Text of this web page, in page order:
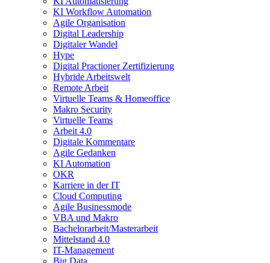
KI Workflow Automation
Agile Organisation
Digital Leadership
Digitaler Wandel
Hype
Digital Practioner Zertifizierung
Hybride Arbeitswelt
Remote Arbeit
Virtuelle Teams & Homeoffice
Makro Security
Virtuelle Teams
Arbeit 4.0
Digitale Kommentare
Agile Gedanken
KI Automation
OKR
Karriere in der IT
Cloud Computing
Agile Businessmode
VBA und Makro
Bachelorarbeit/Masterarbeit
Mittelstand 4.0
IT-Management
Big Data